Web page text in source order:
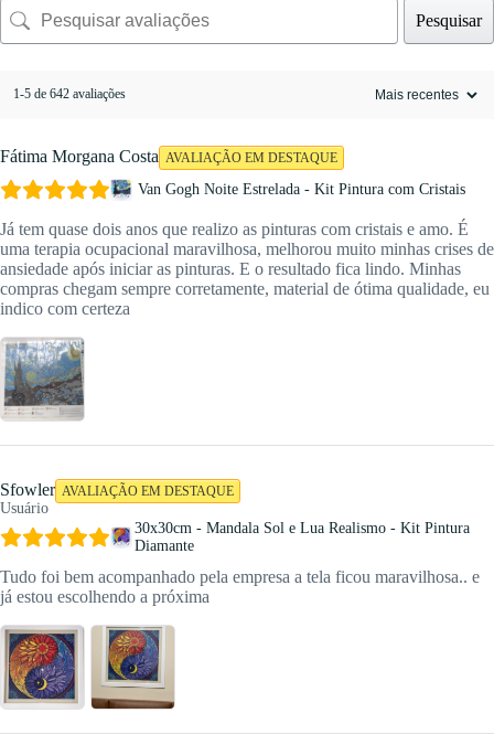
Pesquisar
1-5 de 642 avaliações
Fátima Morgana Costa AVALIAÇÃO EM DESTAQUE
Van Gogh Noite Estrelada - Kit Pintura com Cristais
Já tem quase dois anos que realizo as pinturas com cristais e amo. É
uma terapia ocupacional maravilhosa, melhorou muito minhas crises de
ansiedade após iniciar as pinturas. E o resultado fica lindo. Minhas
compras chegam sempre corretamente, material de ótima qualidade, eu
indico com certeza
Sfowler
Usuário
AVALIAÇÃO EM DESTAQUE
30x30cm - Mandala Sol e Lua Realismo - Kit Pintura
Diamante
Tudo foi bem acompanhado pela empresa a tela ficou maravilhosa.. e
já estou escolhendo a próxima